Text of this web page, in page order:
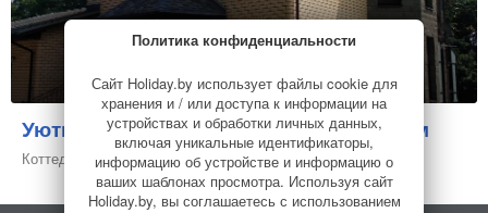
Уютный коттедж с банным комплексом
Коттедж
Политика конфиденциальности
Сайт Holiday.by использует файлы cookie для
хранения и / или доступа к информации на
устройствах и обработки личных данных,
включая уникальные идентификаторы,
информацию об устройстве и информацию о
ваших шаблонах просмотра. Используя сайт
Holiday.by, вы соглашаетесь с использованием